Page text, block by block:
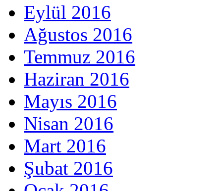
Eylül 2016
Ağustos 2016
Temmuz 2016
Haziran 2016
Mayıs 2016
Nisan 2016
Mart 2016
Şubat 2016